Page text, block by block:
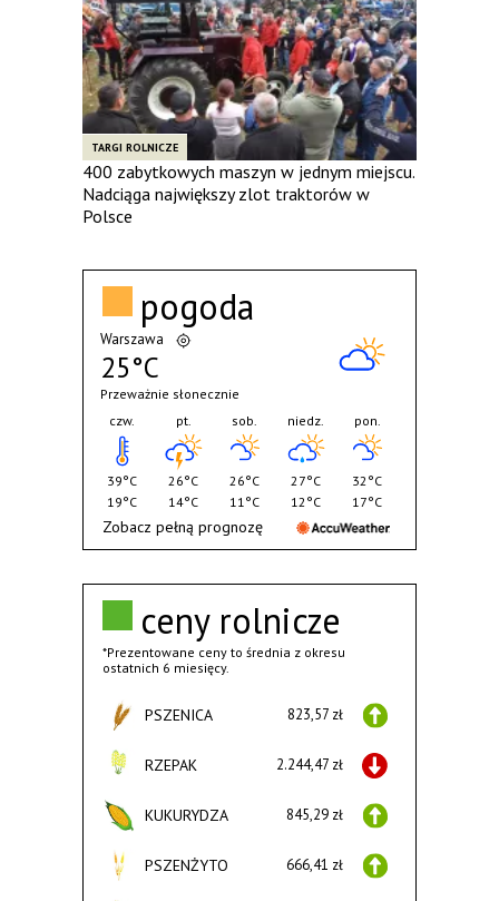
TARGI ROLNICZE
400 zabytkowych maszyn w jednym miejscu.
Nadciąga największy zlot traktorów w
Polsce
ceny rolnicze
*Prezentowane ceny to średnia z okresu
ostatnich 6 miesięcy.
PSZENICA 823,57 zł
RZEPAK 2.244,47 zł
KUKURYDZA 845,29 zł
PSZENŻYTO 666,41 zł
pogoda
Warszawa
25°C
Przeważnie słonecznie
czw.
39°C
19°C
pt.
26°C
14°C
sob.
26°C
11°C
niedz.
27°C
12°C
pon.
32°C
17°C
Zobacz pełną prognozę